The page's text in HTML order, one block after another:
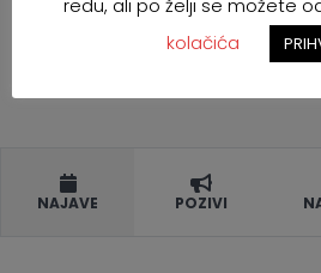
NAJAVE POZIVI
redu, ali po želji se možete
kolačića